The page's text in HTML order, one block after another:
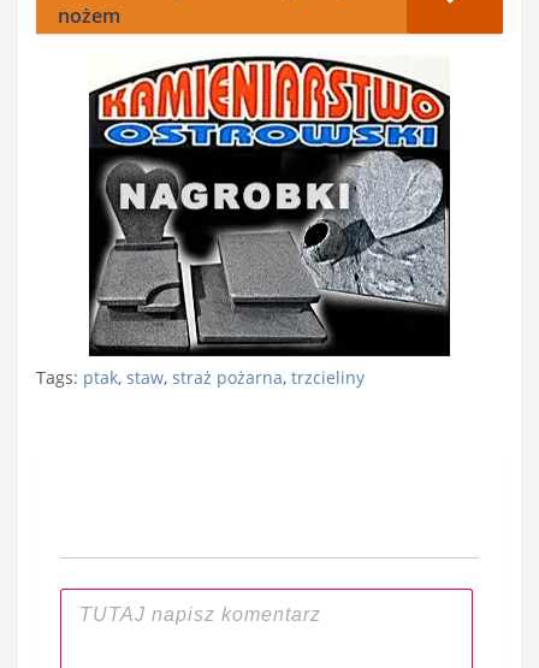
nożem
Tags: ptak, staw, straż pożarna, trzcieliny